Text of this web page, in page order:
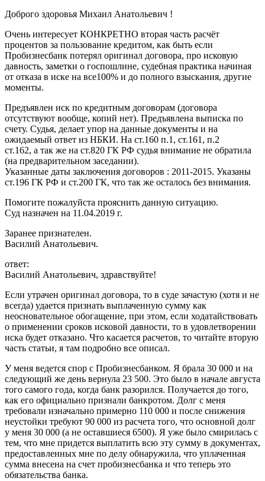
Доброго здоровья Михаил Анатольевич !
Очень интересует КОНКРЕТНО вторая часть расчёт
процентов за пользование кредитом, как быть если
Пробизнесбанк потерял оригинал договора, про исковую
давность, заметки о госпошлине, судебная практика начиная
от отказа в иске на все100% и до полного взыскания, другие
моменты.
Предъявлен иск по кредитным договорам (договора
отсутствуют вообще, копий нет). Предъявлена выписка по
счету. Судья, делает упор на данные документы и на
ожидаемый ответ из НБКИ. На ст.160 п.1, ст.161, п.2
ст.162, а так же на ст.820 ГК РФ судья внимание не обратила
(на предварительном заседании).
Указанные даты заключения договоров : 2011-2015. Указаны
ст.196 ГК РФ и ст.200 ГК, что так же осталось без внимания.
Помогите пожалуйста прояснить данную ситуацию.
Суд назначен на 11.04.2019 г.
Заранее признателен.
Василий Анатольевич.
ответ:
Василий Анатольевич, здравствуйте!
Если утрачен оригинал договора, то в суде зачастую (хотя и не
всегда) удается признать выплаченную сумму как
неосновательное обогащение, при этом, если ходатайствовать
о применении сроков исковой давности, то в удовлетворении
иска будет отказано. Что касается расчетов, то читайте вторую
часть статьи, я там подробно все описал.
У меня ведется спор с Пробизнесбанком. Я брала 30 000 и на
следующий же день вернула 23 500. Это было в начале августа
того самого года, когда банк разорился. Получается до того,
как его официально признали банкротом. Долг с меня
требовали изначально примерно 110 000 и после снижения
неустойки требуют 90 000 из расчета того, что основной долг
у меня 30 000 (а не оставшиеся 6500). Я уже было смирилась с
тем, что мне придется выплатить всю эту сумму в документах,
предоставленных мне по делу обнаружила, что уплаченная
сумма внесена на счет пробизнесбанка и что теперь это
обязательства банка.